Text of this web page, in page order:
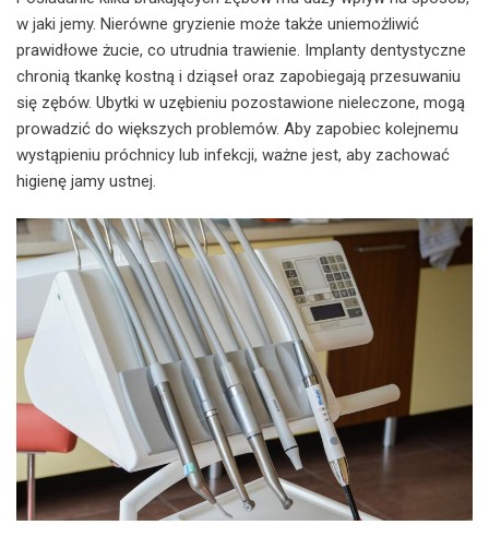
w jaki jemy. Nierówne gryzienie może także uniemożliwić
prawidłowe żucie, co utrudnia trawienie. Implanty dentystyczne
chronią tkankę kostną i dziąseł oraz zapobiegają przesuwaniu
się zębów. Ubytki w uzębieniu pozostawione nieleczone, mogą
prowadzić do większych problemów. Aby zapobiec kolejnemu
wystąpieniu próchnicy lub infekcji, ważne jest, aby zachować
higienę jamy ustnej.